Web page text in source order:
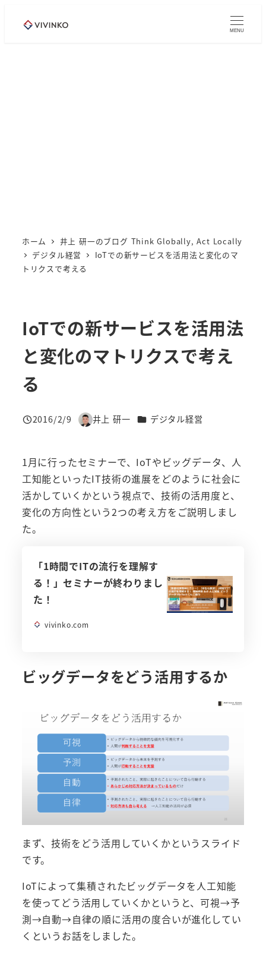
MENU
ホーム
井上 研一のブログ Think Globally, Act Locally
デジタル経営
IoTでの新サービスを活用法と変化のマ
トリクスで考える
IoTでの新サービスを活用法
と変化のマトリクスで考え
る
投稿日
2016/2/9
著
井上 研一 カテゴリー
デジタル経営
1月に行ったセミナーで、IoTやビッグデータ、人
工知能といったIT技術の進展をどのように社会に
活かしていくかという視点で、技術の活用度と、
変化の方向性という2つの考え方をご説明しまし
た。
「1時間でITの流行を理解す
る！」セミナーが終わりまし
た！
vivinko.com
ビッグデータをどう活用するか
まず、技術をどう活用していくかというスライド
です。
IoTによって集積されたビッグデータを人工知能
を使ってどう活用していくかというと、可視→予
測→自動→自律の順に活用の度合いが進化してい
くというお話をしました。